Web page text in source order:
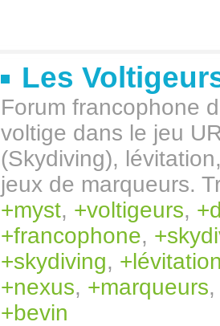
Les
Forum francophone
voltige dans le jeu
(Skydiving),
jeux de marqueurs.
myst, voltigeurs,
francophone,
skydiving,
nexus, marqueurs
bevin